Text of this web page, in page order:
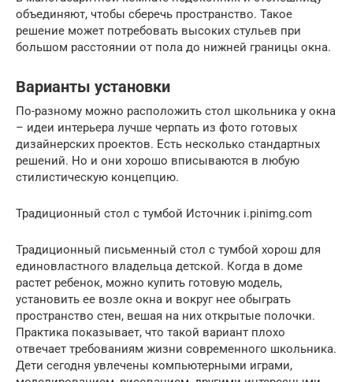
объединяют, чтобы сберечь пространство. Такое
решение может потребовать высоких стульев при
большом расстоянии от пола до нижней границы окна.
Варианты установки
По-разному можно расположить стол школьника у окна
– идеи интерьера лучше черпать из фото готовых
дизайнерских проектов. Есть несколько стандартных
решений. Но и они хорошо вписываются в любую
стилистическую концепцию.
Традиционный стол с тумбой Источник i.pinimg.com
Традиционный письменный стол с тумбой хорош для
единовластного владельца детской. Когда в доме
растет ребенок, можно купить готовую модель,
установить ее возле окна и вокруг нее обыграть
пространство стен, вешая на них открытые полочки.
Практика показывает, что такой вариант плохо
отвечает требованиям жизни современного школьника.
Дети сегодня увлечены компьютерными играми,